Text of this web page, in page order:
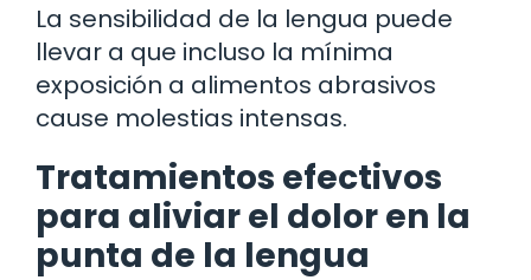
La sensibilidad de la lengua puede
llevar a que incluso la mínima
exposición a alimentos abrasivos
cause molestias intensas.
Tratamientos efectivos
para aliviar el dolor en la
punta de la lengua